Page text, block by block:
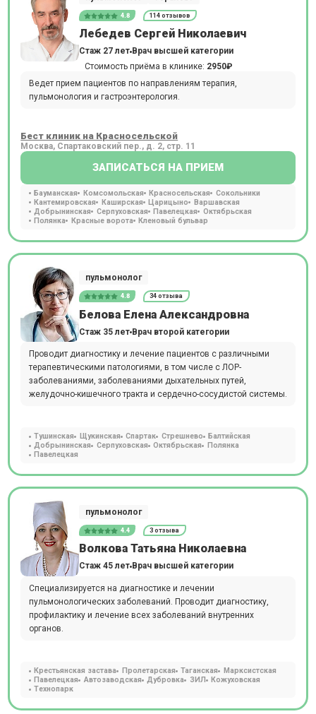
4.8 114 отзывов
Лебедев Сергей Николаевич
Стаж 27 лет Врач высшей категории
Стоимость приёма в клинике: 2950₽
Ведет прием пациентов по направлениям терапия,
пульмонология и гастроэнтерология.
Бест клиник на Красносельской
Москва, Спартаковский пер., д. 2, стр. 11
ЗАПИСАТЬСЯ НА ПРИЕМ
Бауманская Комсомольская Красносельская
Сокольники
Кантемировская
Каширская Царицыно
Варшавская
Добрынинская
Серпуховская Павелецкая
Октябрьская
Полянка
Красные ворота Кленовый бульвар
пульмонолог
4.8 34 отзыва
Белова Елена Александровна
Стаж 35 лет Врач второй категории
Проводит диагностику и лечение пациентов с различными
терапевтическими патологиями, в том числе с ЛОР-
заболеваниями, заболеваниями дыхательных путей,
желудочно-кишечного тракта и сердечно-сосудистой системы.
Тушинская Щукинская Спартак Стрешнево
Балтийская
Добрынинская
Серпуховская Октябрьская
Полянка
Павелецкая
пульмонолог
4.4 3 отзыва
Волкова Татьяна Николаевна
Стаж 45 лет Врач высшей категории
Специализируется на диагностике и лечении
пульмонологических заболеваний. Проводит диагностику,
профилактику и лечение всех заболеваний внутренних
органов.
Крестьянская застава Пролетарская Таганская
Марксистская
Павелецкая
Автозаводская Дубровка ЗИЛ
Кожуховская
Технопарк